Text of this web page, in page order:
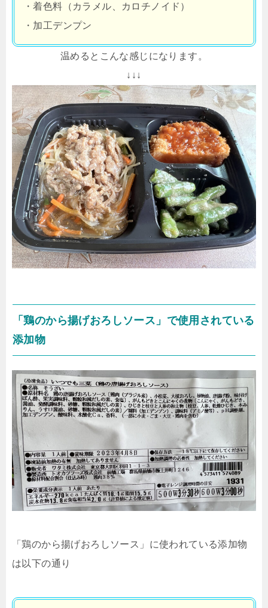
・着色料（カラメル、カロチノイド）
・加工デンプン
温めるとこんな感じになります。
↓↓↓
「鶏のから揚げおろしソース」で使用されている
添加物
「鶏のから揚げおろしソース」に使われている添加物
は以下の通り